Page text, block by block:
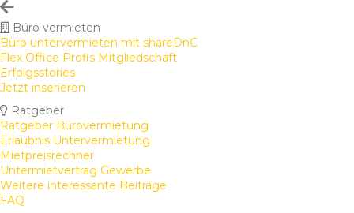
Büro vermieten
Büro untervermieten mit shareDnC
Flex Office Profis Mitgliedschaft
Erfolgsstories
Jetzt inserieren
Ratgeber
Ratgeber Bürovermietung
Erlaubnis Untervermietung
Mietpreisrechner
Untermietvertrag Gewerbe
Weitere interessante Beiträge
FAQ